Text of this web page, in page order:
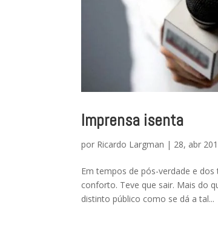
Imprensa isenta
por Ricardo Largman | 28, abr
Em tempos de pós-verdade e
conforto. Teve que sair. Mais do
distinto público como se dá a tal...